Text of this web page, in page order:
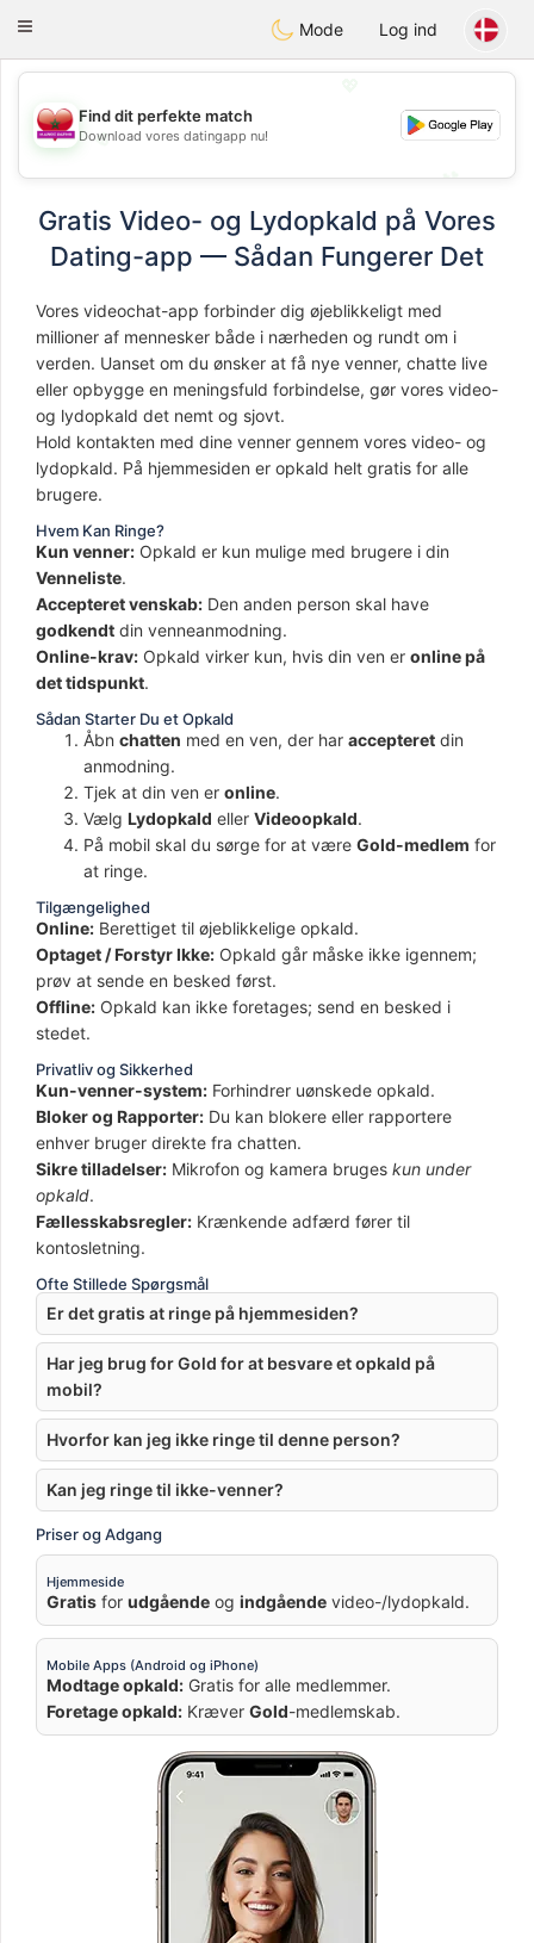
Maroc Dating
Toggle
Mode Log ind
💖
💕
Find dit perfekte match
Download vores datingapp nu!
Gratis Video- og Lydopkald på Vores
Dating-app — Sådan Fungerer Det
Vores videochat-app forbinder dig øjeblikkeligt med
millioner af mennesker både i nærheden og rundt om i
verden. Uanset om du ønsker at få nye venner, chatte live
eller opbygge en meningsfuld forbindelse, gør vores video-
og lydopkald det nemt og sjovt.
Hold kontakten med dine venner gennem vores video- og
lydopkald. På hjemmesiden er opkald helt gratis for alle
brugere.
Hvem Kan Ringe?
Kun venner: Opkald er kun mulige med brugere i din
Venneliste.
Accepteret venskab: Den anden person skal have
godkendt din venneanmodning.
Online-krav: Opkald virker kun, hvis din ven er online på
det tidspunkt.
Sådan Starter Du et Opkald
Åbn chatten med en ven, der har accepteret din
anmodning.
Tjek at din ven er online.
Vælg Lydopkald eller Videoopkald.
På mobil skal du sørge for at være Gold-medlem for
at ringe.
Tilgængelighed
Online: Berettiget til øjeblikkelige opkald.
Optaget / Forstyr Ikke: Opkald går måske ikke igennem;
prøv at sende en besked først.
Offline: Opkald kan ikke foretages; send en besked i
stedet.
Privatliv og Sikkerhed
Kun-venner-system: Forhindrer uønskede opkald.
Bloker og Rapporter: Du kan blokere eller rapportere
enhver bruger direkte fra chatten.
Sikre tilladelser: Mikrofon og kamera bruges kun under
opkald.
Fællesskabsregler: Krænkende adfærd fører til
kontosletning.
Ofte Stillede Spørgsmål
Er det gratis at ringe på hjemmesiden?
Har jeg brug for Gold for at besvare et opkald på
mobil?
Hvorfor kan jeg ikke ringe til denne person?
Kan jeg ringe til ikke-venner?
Priser og Adgang
Hjemmeside
Gratis for udgående og indgående video-/lydopkald.
Mobile Apps (Android og iPhone)
Modtage opkald: Gratis for alle medlemmer.
Foretage opkald: Kræver Gold-medlemskab.